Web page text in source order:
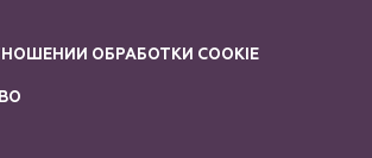
ОБРАБОТКИ COOKIE